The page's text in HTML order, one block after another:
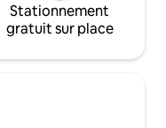
Stationnement
gratuit sur place